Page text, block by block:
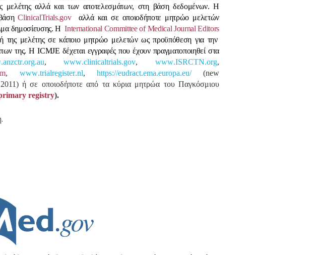
μελέτης αλλά και των αποτελεσμάτων, στη βάση δεδομένων. Η
ClinicalTrials.gov
αλλά και σε οποιοδήποτε μητρώο μελετών
δημοσίευσης. Η International Committee of Medical Journal Editors
της μελέτης σε κάποιο μητρώο μελετών ως προϋπόθεση για την
της. ΗICMJE δέχεται εγγραφές που έχουν πραγματοποιηθεί στα
.anzctr.org.au,www.clinicaltrials.gov, www.ISRCTN.org,
, www.trialregister.nl, https://eudract.ema.europa.eu/ (new
ή σε οποιοδήποτε από τα κύρια μητρώα του Παγκόσμιου
registry).